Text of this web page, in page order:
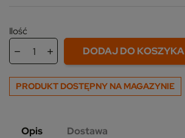
Ilość
DODAJ DO KOSZYKA
PRODUKT DOSTĘPNY NA MAGAZYNIE
Opis Dostawa